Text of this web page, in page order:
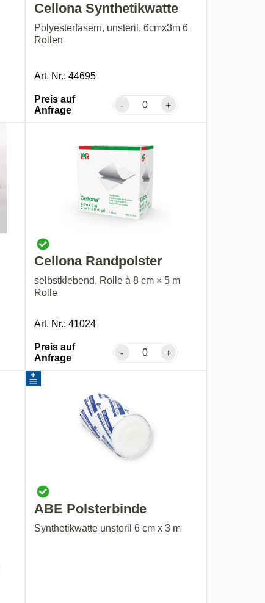
Cellona Synthetikwatte
Polyesterfasern, unsteril, 6cmx3m 6
Rollen
Art. Nr.: 44695
Preis auf
Anfrage
- +
Cellona Randpolster
selbstklebend, Rolle à 8 cm × 5 m
Rolle
Art. Nr.: 41024
Preis auf
Anfrage
- +
ABE Polsterbinde
Synthetikwatte unsteril 6 cm x 3 m